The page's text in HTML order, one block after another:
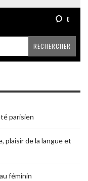
0
parisien
plaisir de la langue et
féminin